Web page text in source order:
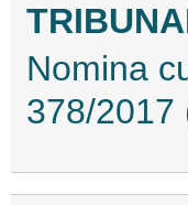
Nomina
378/2017